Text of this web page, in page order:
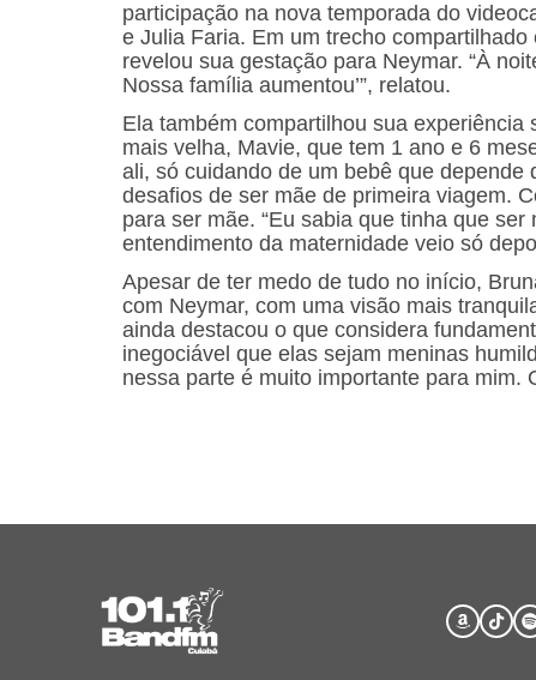
participação na nova temporada do
e Julia Faria. Em um trecho
revelou sua gestação para Neymar. “À
Nossa família aumentou’”, relatou.
Ela também compartilhou sua
mais velha, Mavie, que tem 1 ano e 6
ali, só cuidando de um bebê que depende
desafios de ser mãe de primeira viagem.
para ser mãe. “Eu sabia que tinha que
entendimento da maternidade veio só
Apesar de ter medo de tudo no início,
com Neymar, com uma visão mais
ainda destacou o que considera
inegociável que elas sejam meninas
nessa parte é muito importante para mim.